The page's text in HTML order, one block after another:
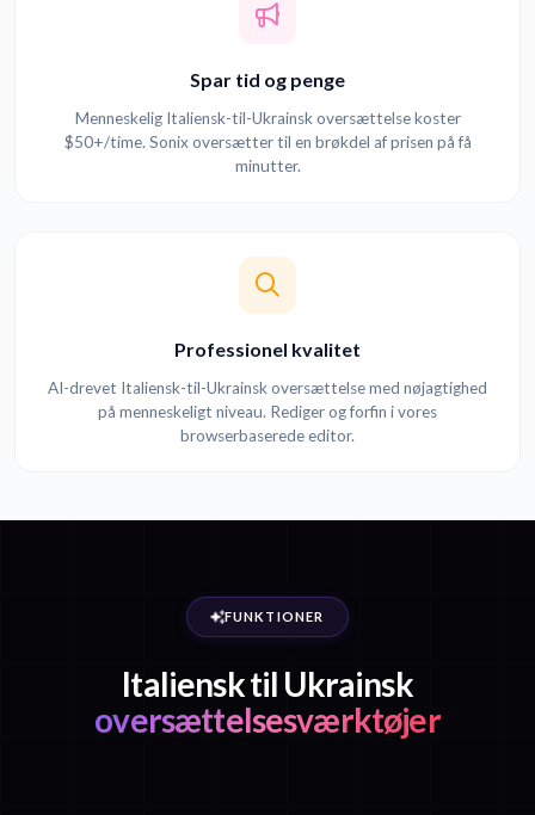
Spar tid og penge
Menneskelig Italiensk-til-Ukrainsk oversættelse koster
$50+/time. Sonix oversætter til en brøkdel af prisen på få
minutter.
Professionel kvalitet
AI-drevet Italiensk-til-Ukrainsk oversættelse med nøjagtighed
på menneskeligt niveau. Rediger og forfin i vores
browserbaserede editor.
FUNKTIONER
Italiensk til Ukrainsk
oversættelsesværktøjer